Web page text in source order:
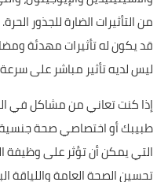
من التأثيرات الضارة للجذور
قد يكون له تأثيرات مهدئة
ليس لديه تأثير مباشر على
إذا كنت تعاني من مشاكل في
طبيبك أو اختصاصي صحة
التي يمكن أن تؤثر على وظيفة
تحسين الصحة العامة واللياقة